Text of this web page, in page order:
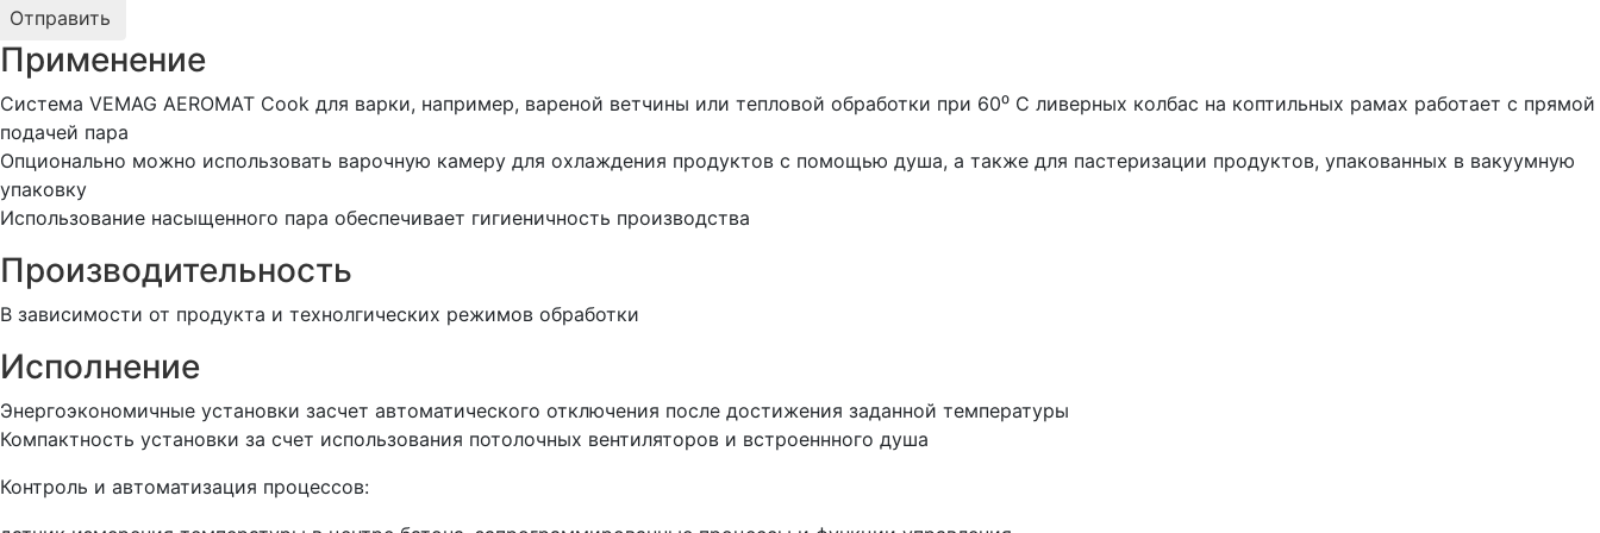
Применение
Система VEMAG AEROMAT Cook для варки, например, вареной ветчины или тепловой обработки при 60⁰ С ливерных колбас на коптильных рамах работает с прямой
подачей пара
Опционально можно использовать варочную камеру для охлаждения продуктов с помощью душа, а также для пастеризации продуктов, упакованных в вакуумную
упаковку
Использование насыщенного пара обеспечивает гигиеничность производства
Производительность
В зависимости от продукта и технолгических режимов обработки
Исполнение
Энергоэкономичные установки засчет автоматического отключения после достижения заданной температуры
Компактность установки за счет использования потолочных вентиляторов и встроеннного душа
Контроль и автоматизация процессов: